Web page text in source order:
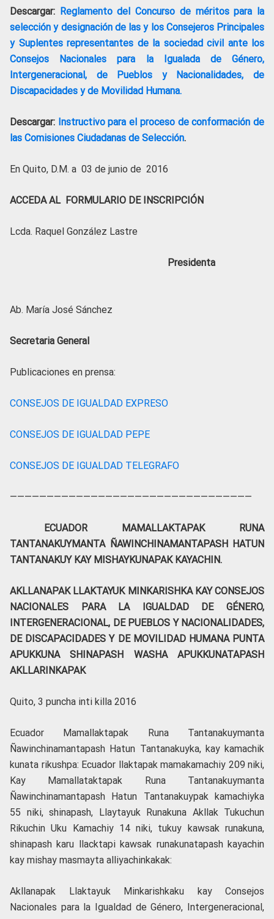
Descargar: Reglamento del Concurso de méritos para la
selección y designación de las y los Consejeros Principales
y Suplentes representantes de la sociedad civil ante los
Consejos Nacionales para la Igualada de Género,
Intergeneracional, de Pueblos y Nacionalidades, de
Discapacidades y de Movilidad Humana.
Descargar: Instructivo para el proceso de conformación de
las Comisiones Ciudadanas de Selección.
En Quito, D.M. a 03 de junio de 2016
ACCEDA AL FORMULARIO DE INSCRIPCIÓN
Lcda. Raquel González Lastre
Presidenta
Ab. María José Sánchez
Secretaria General
Publicaciones en prensa:
CONSEJOS DE IGUALDAD EXPRESO
CONSEJOS DE IGUALDAD PEPE
CONSEJOS DE IGUALDAD TELEGRAFO
—————————————————————————————————
ECUADOR MAMALLAKTAPAK RUNA
TANTANAKUYMANTA ÑAWINCHINAMANTAPASH HATUN
TANTANAKUY KAY MISHAYKUNAPAK KAYACHIN.
AKLLANAPAK LLAKTAYUK MINKARISHKA KAY CONSEJOS
NACIONALES PARA LA IGUALDAD DE GÉNERO,
INTERGENERACIONAL, DE PUEBLOS Y NACIONALIDADES,
DE DISCAPACIDADES Y DE MOVILIDAD HUMANA PUNTA
APUKKUNA SHINAPASH WASHA APUKKUNATAPASH
AKLLARINKAPAK
Quito, 3 puncha inti killa 2016
Ecuador Mamallaktapak Runa Tantanakuymanta
Ñawinchinamantapash Hatun Tantanakuyka, kay kamachik
kunata rikushpa: Ecuador llaktapak mamakamachiy 209 niki,
Kay Mamallataktapak Runa Tantanakuymanta
Ñawinchinamantapash Hatun Tantanakuypak kamachiyka
55 niki, shinapash, Llaytayuk Runakuna Akllak Tukuchun
Rikuchin Uku Kamachiy 14 niki, tukuy kawsak runakuna,
shinapash karu llacktapi kawsak runakunatapash kayachin
kay mishay masmayta alliyachinkakak:
Akllanapak Llaktayuk Minkarishkaku kay Consejos
Nacionales para la Igualdad de Género, Intergeneracional,